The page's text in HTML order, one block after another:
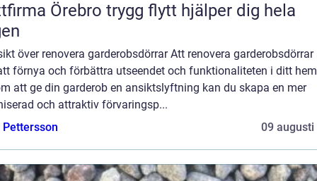
trygg flytt hjälper dig hela
över renovera garderobsdörrar Att renovera garderobsdörrar
förnya och förbättra utseendet och funktionaliteten i ditt
att ge din garderob en ansiktslyftning kan du skapa en mer
och attraktiv förvaringsp...
09 augusti